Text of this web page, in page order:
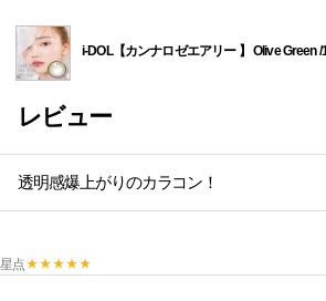
i-DOL【カンナロゼエアリー 】 Olive Green /
レビュー
透明感爆上がりのカラコン！
星点